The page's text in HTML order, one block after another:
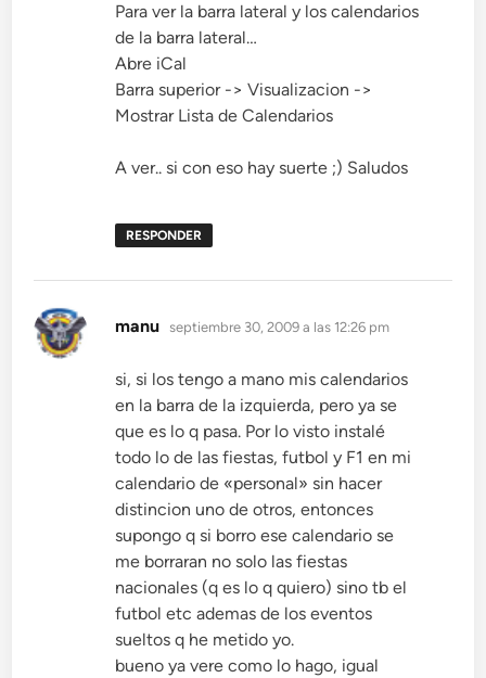
Para ver la barra lateral y los calendarios
de la barra lateral…
Abre iCal
Barra superior -> Visualizacion ->
Mostrar Lista de Calendarios
A ver.. si con eso hay suerte ;) Saludos
RESPONDER
manu dice:
septiembre 30, 2009 a las 12:26 pm
si, si los tengo a mano mis calendarios
en la barra de la izquierda, pero ya se
que es lo q pasa. Por lo visto instalé
todo lo de las fiestas, futbol y F1 en mi
calendario de «personal» sin hacer
distincion uno de otros, entonces
supongo q si borro ese calendario se
me borraran no solo las fiestas
nacionales (q es lo q quiero) sino tb el
futbol etc ademas de los eventos
sueltos q he metido yo.
bueno ya vere como lo hago, igual